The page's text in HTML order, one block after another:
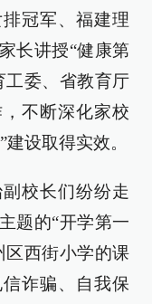
冠军、福建理
长讲授“健康第
工委、省教育厅
不断深化家校
设取得实效。
校长们纷纷走
题的“开学第一
区西街小学的课
诈骗、自我保